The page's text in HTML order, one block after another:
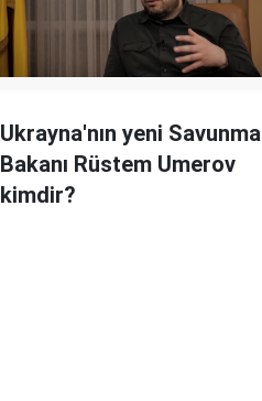
Ukrayna'nın yeni Savunma
Bakanı Rüstem Umerov
kimdir?